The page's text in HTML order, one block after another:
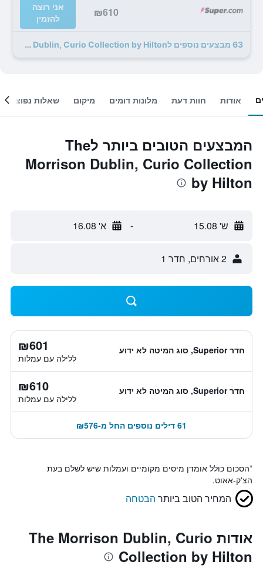
₪610
אני רוצה
להזמין
63 מבצעים נוספים לThe Morrison Dublin, Curio Collection by Hilton
אודות חוות דעת מלונות דומים מיקום שאלות נפוצות
המבצעים הטובים ביותר לThe
Morrison Dublin, Curio Collection
by Hilton
ש' 15.08 - א' 16.08
2 אורחים, חדר 1
חדר Superior, סוג המיטה לא ידוע ₪601
ללילה עם עמלות
חדר Superior, סוג המיטה לא ידוע ₪610
ללילה עם עמלות
61 דילים נוספים החל מ-₪576
*הסכום כולל אומדן מיסים מקומיים ועמלות שיש לשלם בעת
הצ'ק-אאוט.
המחיר הטוב ביותר הבטחה
אודות The Morrison Dublin, Curio
Collection by Hilton